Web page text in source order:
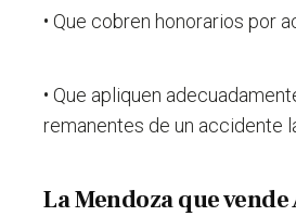
• Que cobren honorarios por
• Que apliquen
remanentes de un accidente
La Mendoza que